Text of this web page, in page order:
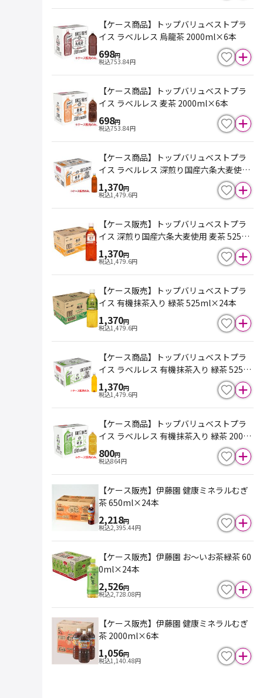
【ケース商品】トップバリュベストプラ
イス ラベルレス 烏龍茶 2000ml×6本
698円
税込753.84円
【ケース商品】トップバリュベストプラ
イス ラベルレス 麦茶 2000ml×6本
698円
税込753.84円
【ケース商品】トップバリュベストプラ
イス ラベルレス 深煎り国産六条大麦使用
麦茶 525ml×24本
1,370円
税込1,479.6円
【ケース販売】トップバリュベストプラ
イス 深煎り国産六条大麦使用 麦茶 525ml
×24
1,370円
税込1,479.6円
【ケース販売】トップバリュベストプラ
イス 有機抹茶入り 緑茶 525ml×24本
1,370円
税込1,479.6円
【ケース商品】トップバリュベストプラ
イス ラベルレス 有機抹茶入り 緑茶 525ml
×24本
1,370円
税込1,479.6円
【ケース商品】トップバリュベストプラ
イス ラベルレス 有機抹茶入り 緑茶 2000
ml×6本
800円
税込864円
【ケース販売】伊藤園 健康ミネラルむぎ
茶 650ml×24本
2,218円
税込2,395.44円
【ケース販売】伊藤園 お～いお茶緑茶 60
0ml×24本
2,526円
税込2,728.08円
【ケース販売】伊藤園 健康ミネラルむぎ
茶 2000ml×6本
1,056円
税込1,140.48円